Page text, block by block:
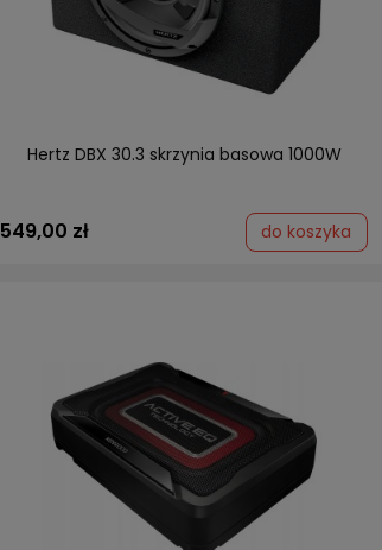
Hertz DBX 30.3 skrzynia basowa 1000W
549,00 zł do koszyka